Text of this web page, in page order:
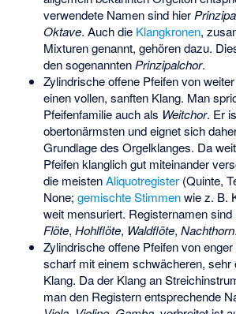
verwendete Namen sind hier
Oktave. Auch die Klangkronen,
Mixturen genannt, gehören dazu.
den sogenannten Prinzipalchor.
Zylindrische offene Pfeifen von
einen vollen, sanften Klang. Man
Pfeifenfamilie auch als Weitchor. Er
obertonärmsten und eignet sich
Grundlage des Orgelklanges. Da
Pfeifen klanglich gut miteinander
die meistenAliquotregister(Quinte,
None; gemischte Stimmenwie z. B.
weit mensuriert. Registernamen sind
Flöte, Hohlflöte, Waldflöte, Nachthorn.
Zylindrische offene Pfeifen von
scharf mit einem schwächeren, sehr
Klang. Da der Klang an
man den Registern entsprechende